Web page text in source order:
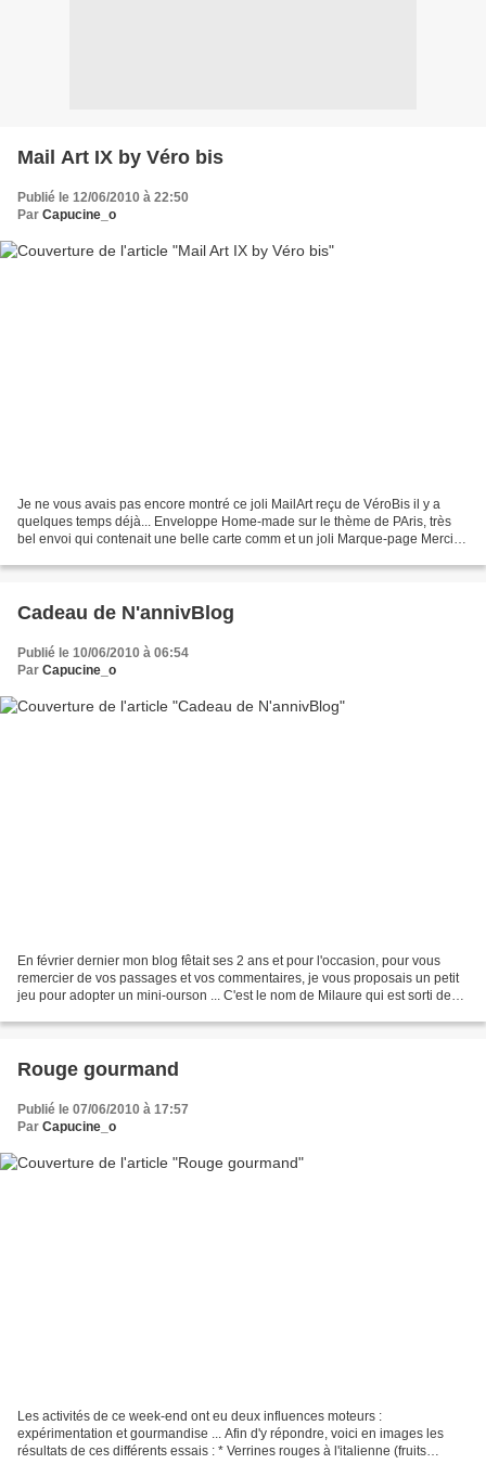
Mail Art IX by Véro bis
Publié le 12/06/2010 à 22:50
Par Capucine_o
Je ne vous avais pas encore montré ce joli MailArt reçu de VéroBis il y a
quelques temps déjà... Enveloppe Home-made sur le thème de PAris, très
bel envoi qui contenait une belle carte comm et un joli Marque-page Merci
Cadeau de N'annivBlog
Publié le 10/06/2010 à 06:54
Par Capucine_o
En février dernier mon blog fêtait ses 2 ans et pour l'occasion, pour vous
remercier de vos passages et vos commentaires, je vous proposais un petit
jeu pour adopter un mini-ourson ... C'est le nom de Milaure qui est sorti de
Rouge gourmand
Publié le 07/06/2010 à 17:57
Par Capucine_o
Les activités de ce week-end ont eu deux influences moteurs :
expérimentation et gourmandise ... Afin d'y répondre, voici en images les
résultats de ces différents essais : * Verrines rouges à l'italienne (fruits